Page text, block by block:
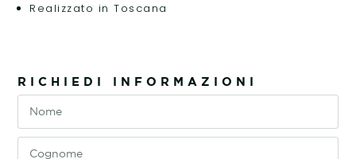
Realizzato in Toscana
RICHIEDI INFORMAZIONI